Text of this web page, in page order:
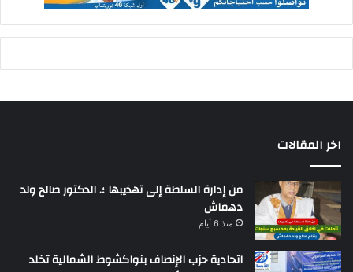
اخر المقالات
من إدارة السلطة إلى تهذيبها ؛. الدكتور صالح ولد
دهماش
منذ 6 أيام
اتحادية حزب الإنصاف بنواكشوط الشمالية تخلد